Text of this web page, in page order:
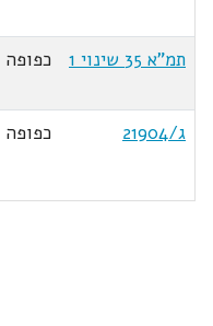
תמ"א 35 שינוי 1
כפופה
ג/21904
כפופה